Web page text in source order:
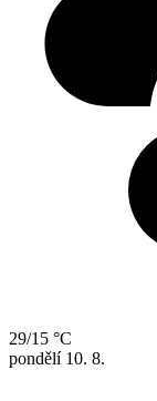
29/15 °C
pondělí 10. 8.